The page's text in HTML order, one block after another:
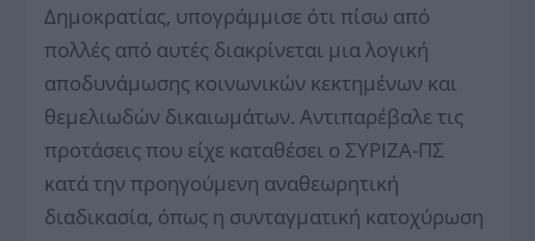
Δημοκρατίας, υπογράμμισε ότι πίσω από
πολλές από αυτές διακρίνεται μια λογική
αποδυνάμωσης κοινωνικών κεκτημένων και
θεμελιωδών δικαιωμάτων. Αντιπαρέβαλε τις
προτάσεις που είχε καταθέσει ο ΣΥΡΙΖΑ-ΠΣ
κατά την προηγούμενη αναθεωρητική
διαδικασία, όπως η συνταγματική κατοχύρωση